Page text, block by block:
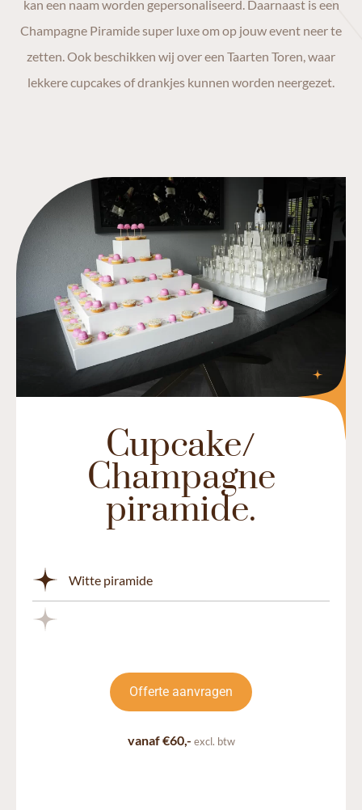
kan een naam worden gepersonaliseerd. Daarnaast is een
Champagne Piramide super luxe om op jouw event neer te
zetten. Ook beschikken wij over een Taarten Toren, waar
lekkere cupcakes of drankjes kunnen worden neergezet.
Cupcake/
Champagne
piramide.
Witte piramide
Offerte aanvragen
vanaf €60,- excl. btw